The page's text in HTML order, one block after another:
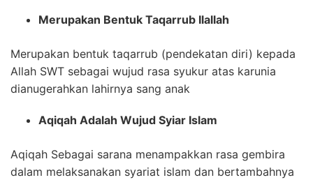
Merupakan Bentuk Taqarrub Ilallah
Merupakan bentuk taqarrub (pendekatan diri) kepada
Allah SWT sebagai wujud rasa syukur atas karunia
dianugerahkan lahirnya sang anak
Aqiqah Adalah Wujud Syiar Islam
Aqiqah Sebagai sarana menampakkan rasa gembira
dalam melaksanakan syariat islam dan bertambahnya